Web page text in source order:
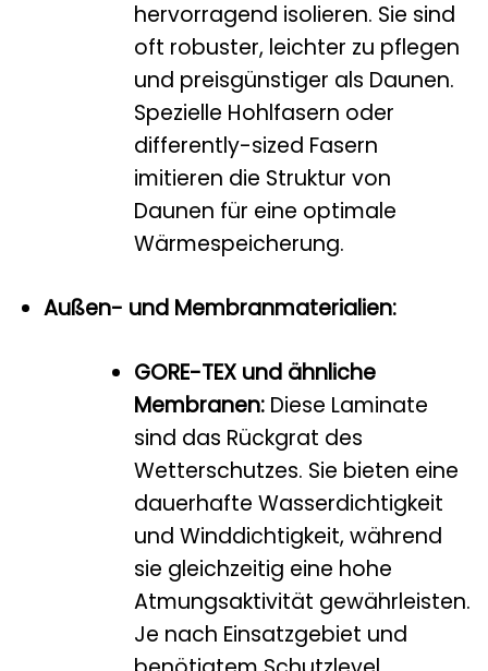
hervorragend isolieren. Sie sind
oft robuster, leichter zu pflegen
und preisgünstiger als Daunen.
Spezielle Hohlfasern oder
differently-sized Fasern
imitieren die Struktur von
Daunen für eine optimale
Wärmespeicherung.
Außen- und Membranmaterialien:
GORE-TEX und ähnliche
Membranen:Diese Laminate
sind das Rückgrat des
Wetterschutzes. Sie bieten eine
dauerhafte Wasserdichtigkeit
und Winddichtigkeit, während
sie gleichzeitig eine hohe
Atmungsaktivität gewährleisten.
Je nach Einsatzgebiet und